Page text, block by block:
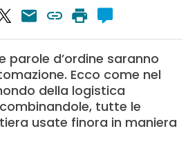
parole d’ordine saranno
Ecco come nel
della logistica
tutte le
usate finora in maniera